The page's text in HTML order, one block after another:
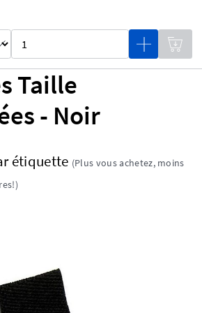
Taille
- Noir
étiquette (Plus vous achetez, moins